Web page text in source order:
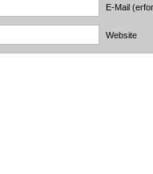
E-Mail
Website